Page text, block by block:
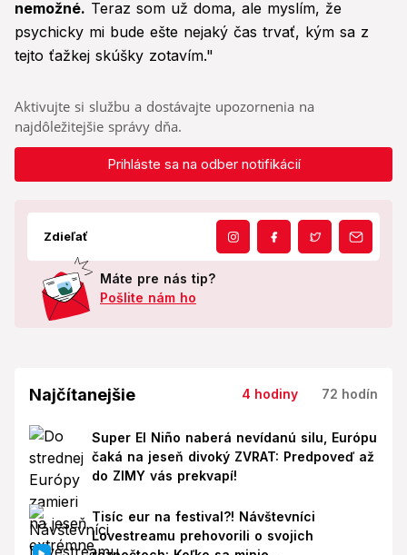
nemožné. Teraz som už doma, ale myslím, že
psychicky mi bude ešte nejaký čas trvať, kým sa z
tejto ťažkej skúšky zotavím."
Aktivujte si službu a dostávajte upozornenia na
najdôležitejšie správy dňa.
Prihláste sa na odber notifikácií
Zdieľať
Máte pre nás tip?
Pošlite nám ho
Najčítanejšie 4 hodiny 72 hodín
Super El Niño naberá nevídanú silu, Európu
čaká na jeseň divoký ZVRAT: Predpoveď až
do ZIMY vás prekvapí!
Tisíc eur na festival?! Návštevníci
Lovestreamu prehovorili o svojich